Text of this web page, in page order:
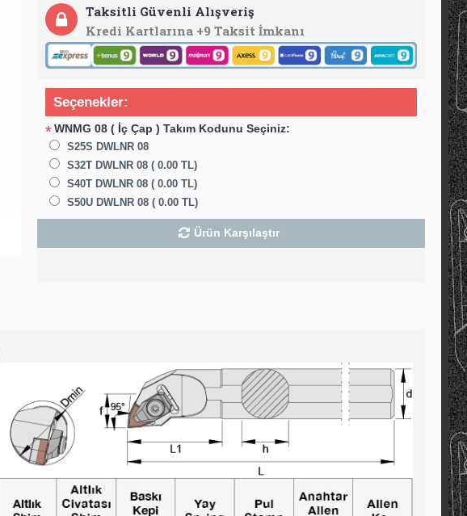
Taksitli Güvenli Alışveriş
Kredi Kartlarına +9 Taksit İmkanı
Seçenekler:
*WNMG 08 ( İç Çap ) Takım Kodunu Seçiniz:
S25S DWLNR 08
S32T DWLNR 08 ( 0.00 TL)
S40T DWLNR 08 ( 0.00 TL)
S50U DWLNR 08 ( 0.00 TL)
Ürün Karşılaştır